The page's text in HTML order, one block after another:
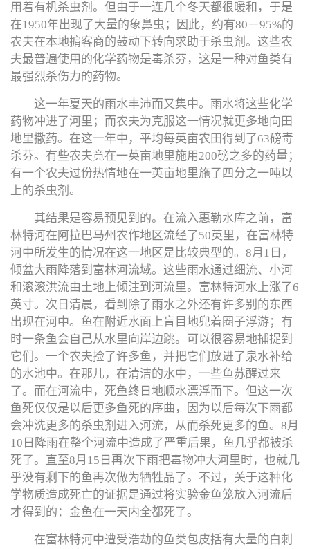
用着有机杀虫剂。但由于一连几个冬天都很暖和，于是
在1950年出现了大量的象鼻虫；因此，约有80－95%的
农夫在本地掮客商的鼓动下转向求助于杀虫剂。这些农
夫最普遍使用的化学药物是毒杀芬，这是一种对鱼类有
最强烈杀伤力的药物。
这一年夏天的雨水丰沛而又集中。雨水将这些化学
药物冲进了河里；而农夫为克服这一情况就更多地向田
地里撒药。在这一年中，平均每英亩农田得到了63磅毒
杀芬。有些农夫竟在一英亩地里施用200磅之多的药量；
有一个农夫过份热情地在一英亩地里施了四分之一吨以
上的杀虫剂。
其结果是容易预见到的。在流入惠勒水库之前，富
林特河在阿拉巴马州农作地区流经了50英里，在富林特
河中所发生的情况在这一地区是比较典型的。8月1日，
倾盆大雨降落到富林河流域。这些雨水通过细流、小河
和滚滚洪流由土地上倾注到河流里。富林特河水上涨了6
英寸。次日清晨，看到除了雨水之外还有许多别的东西
出现在河中。鱼在附近水面上盲目地兜着圈子浮游；有
时一条鱼会自己从水里向岸边跳。可以很容易地捕捉到
它们。一个农夫捡了许多鱼，并把它们放进了泉水补给
的水池中。在那儿，在清洁的水中，一些鱼苏醒过来
了。而在河流中，死鱼终日地顺水漂浮而下。但这一次
鱼死仅仅是以后更多鱼死的序曲，因为以后每次下雨都
会冲洗更多的杀虫剂进入河流，从而杀死更多的鱼。8月
10日降雨在整个河流中造成了严重后果，鱼几乎都被杀
死了。直至8月15日再次下雨把毒物冲大河里时，也就几
乎没有剩下的鱼再次做为牺牲品了。不过，关于这种化
学物质造成死亡的证据是通过将实验金鱼笼放入河流后
才得到的：金鱼在一天内全都死了。
在富林特河中遭受浩劫的鱼类包皮括有大量的白刺